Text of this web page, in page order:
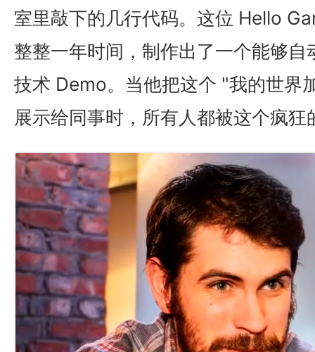
室里敲下的几行代码。这位 Hello
整整一年时间，制作出了一个能够自
技术 Demo。当他把这个 "我的世界
展示给同事时，所有人都被这个疯狂